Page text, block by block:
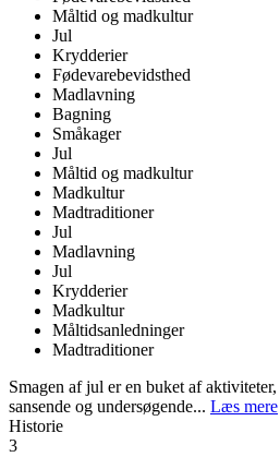
Måltid og madkultur
Jul
Krydderier
Fødevarebevidsthed
Madlavning
Bagning
Småkager
Jul
Måltid og madkultur
Madkultur
Madtraditioner
Jul
Madlavning
Jul
Krydderier
Madkultur
Måltidsanledninger
Madtraditioner
Smagen af jul er en buket af
sansende og undersøgende... Læs mere
Historie
3